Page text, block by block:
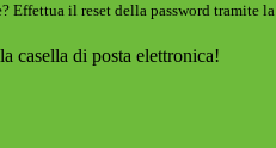
Effettua il reset della password tramite la
casella di posta elettronica!